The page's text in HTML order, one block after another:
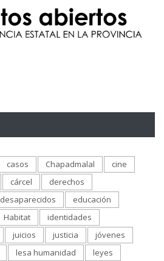
casos Chapadmalal
cine
cárcel
derechos
desaparecidos
educación
Habitat
identidades
juicios justicia
jóvenes
lesa humanidad
leyes